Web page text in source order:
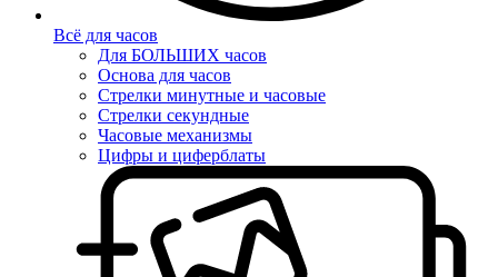
Всё для часов
Для БОЛЬШИХ часов
Основа для часов
Стрелки минутные и часовые
Стрелки секундные
Часовые механизмы
Цифры и циферблаты